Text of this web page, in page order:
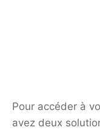
Pour accéder à
avez deux